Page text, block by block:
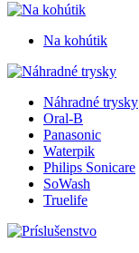
Na kohútik
Náhradné trysky
Oral-B
Panasonic
Waterpik
Philips Sonicare
SoWash
Truelife